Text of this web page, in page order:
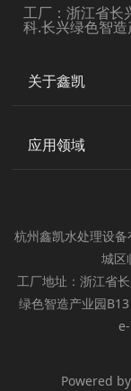
工厂：浙江省长
科.长兴绿色智
关于鑫凯
应用领域
杭州鑫凯水处理设
城区
工厂地址：浙江省
绿色智造产业园
Powered by